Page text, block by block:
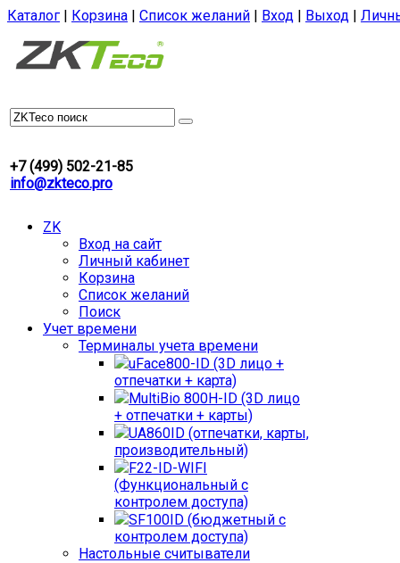
Каталог | Корзина | Список желаний | Вход | Выход |
+7 (499) 502-21-85
info@zkteco.pro
ZK
Вход на сайт
Личный кабинет
Корзина
Список желаний
Поиск
Учет времени
Терминалы учета времени
uFace800-ID (3D лицо +
отпечатки + карта)
MultiBio 800H-ID (3D лицо
+ отпечатки + карты)
UA860ID (отпечатки, карты,
производительный)
F22-ID-WIFI
(Функциональный с
контролем доступа)
SF100ID (бюджетный с
контролем доступа)
Настольные считыватели